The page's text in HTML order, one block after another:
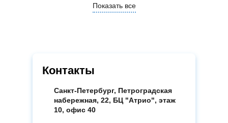
Показать все
Контакты
Санкт-Петербург, Петроградская
набережная, 22, БЦ "Атрио", этаж
10, офис 40